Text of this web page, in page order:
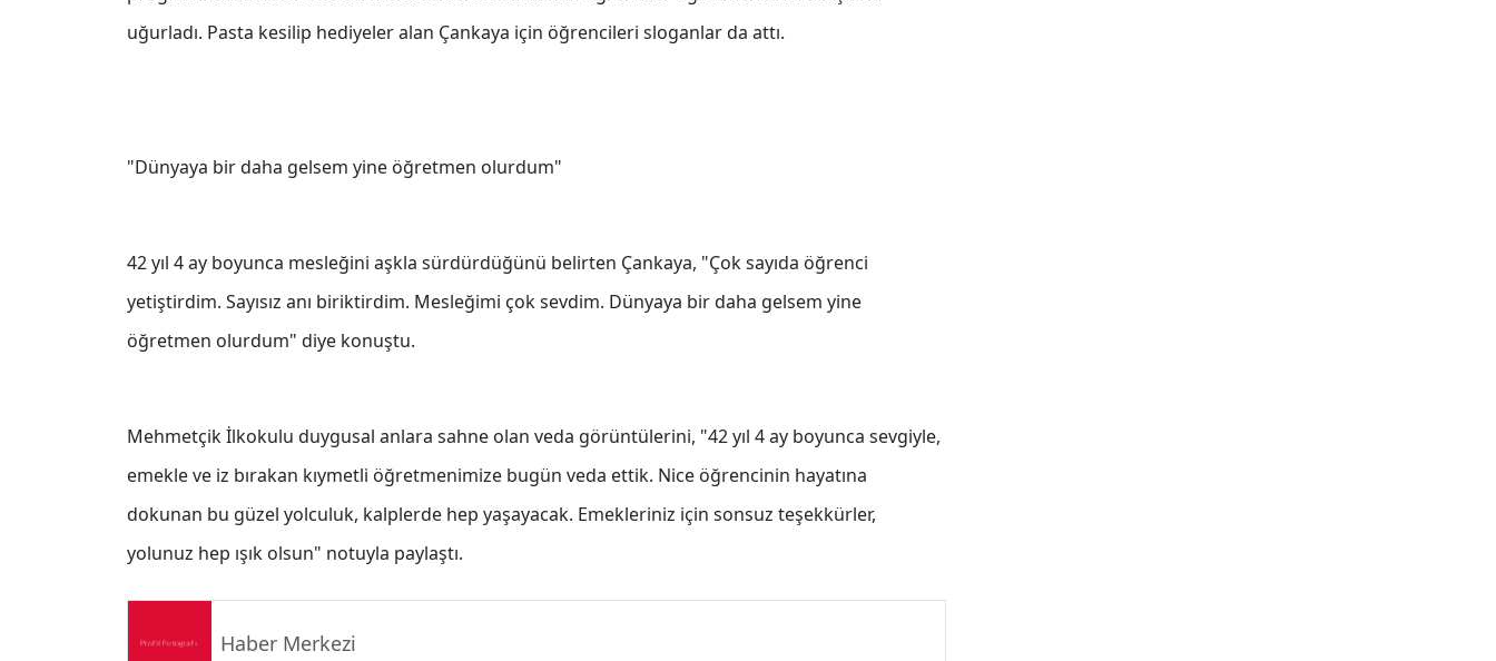
uğurladı. Pasta kesilip hediyeler alan Çankaya için öğrencileri sloganlar da attı.
"Dünyaya bir daha gelsem yine öğretmen olurdum"
42 yıl 4 ay boyunca mesleğini aşkla sürdürdüğünü belirten Çankaya, "Çok sayıda öğrenci
yetiştirdim. Sayısız anı biriktirdim. Mesleğimi çok sevdim. Dünyaya bir daha gelsem yine
öğretmen olurdum" diye konuştu.
Mehmetçik İlkokulu duygusal anlara sahne olan veda görüntülerini, "42 yıl 4 ay boyunca sevgiyle,
emekle ve iz bırakan kıymetli öğretmenimize bugün veda ettik. Nice öğrencinin hayatına
dokunan bu güzel yolculuk, kalplerde hep yaşayacak. Emekleriniz için sonsuz teşekkürler,
yolunuz hep ışık olsun" notuyla paylaştı.
Haber Merkezi